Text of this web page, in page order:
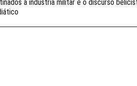
á industria militar e o discurso